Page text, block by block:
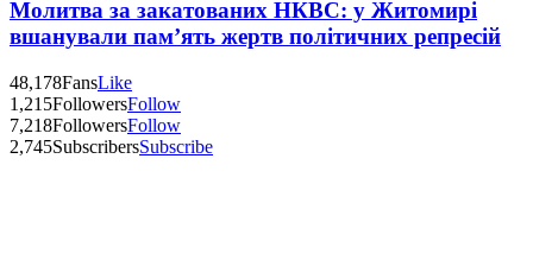
Молитва за закатованих НКВС: у Житомирі
вшанували пам’ять жертв політичних репресій
48,178FansLike
1,215FollowersFollow
7,218FollowersFollow
2,745SubscribersSubscribe